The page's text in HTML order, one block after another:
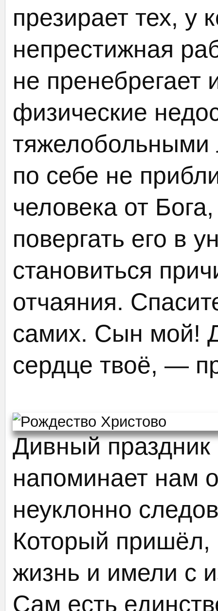
презирает тех, у
непрестижная
не
физические
по себе не
человека от
повергать его в
становиться
отчаяния.
самих. Сын мой!
сердце твоё, —
Дивный праздник
напоминает нам
неуклонно
Который
жизнь и имели с
Сам есть